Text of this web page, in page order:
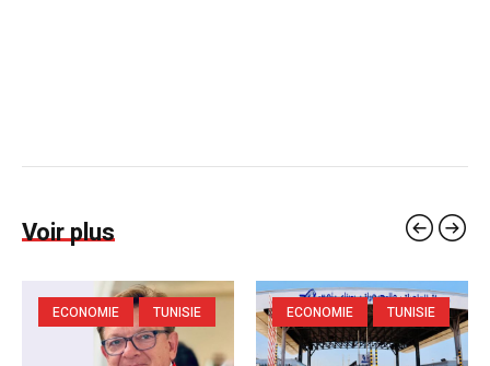
Voir plus
ECONOMIE TUNISIE ECONOMIE TUNISIE